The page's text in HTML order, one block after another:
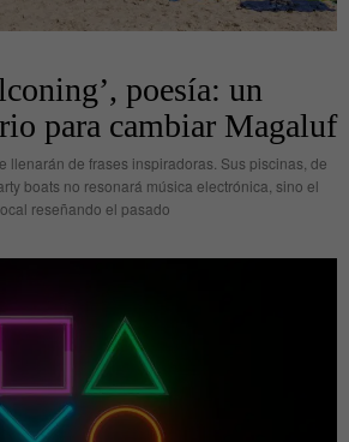
poesía: un
para cambiar Magaluf
llenarán de frases inspiradoras. Sus piscinas, de
boats no resonará música electrónica, sino el
reseñando el pasado